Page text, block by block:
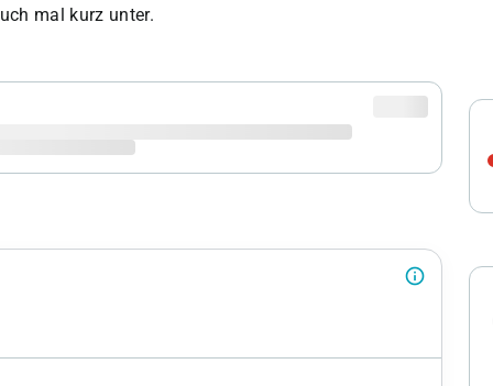
mal kurz unter.
info_outline